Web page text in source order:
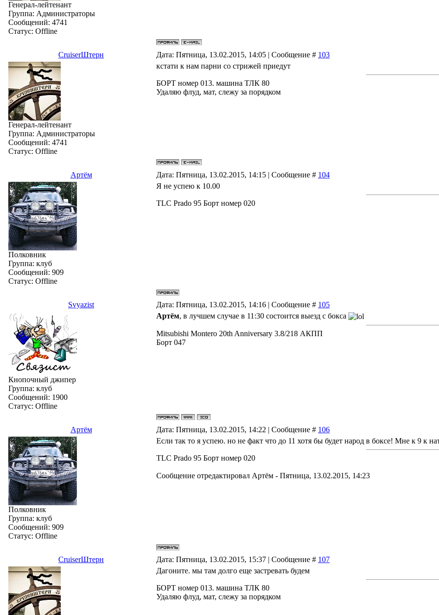
Генерал-лейтенант
Группа: Администраторы
Сообщений: 4741
Статус: Offline
СruiserШтерн Дата: Пятница, 13.02.2015, 14:05 | Сообщение # 103
Генерал-лейтенант
Группа: Администраторы
Сообщений: 4741
Статус: Offline
кстати к нам парни со стрижей приедут
БОРТ номер 013. машина ТЛК 80
Удаляю флуд, мат, слежу за порядком
Артём Дата: Пятница, 13.02.2015, 14:15 | Сообщение # 104
Полковник
Группа: клуб
Сообщений: 909
Статус: Offline
Я не успею к 10.00
TLC Prado 95 Борт номер 020
Svyazist Дата: Пятница, 13.02.2015, 14:16 | Сообщение # 105
Кнопочный джипер
Группа: клуб
Сообщений: 1900
Статус: Offline
Артём, в лучшем случае в 11:30 состоится выезд с бокса
Mitsubishi Montero 20th Anniversary 3.8/218 АКПП
Борт 047
Артём Дата: Пятница, 13.02.2015, 14:22 | Сообщение # 106
Полковник
Группа: клуб
Сообщений: 909
Статус: Offline
Если так то я успею. но не факт что до 11 хотя бы будет народ в боксе! Мне к 9 к
TLC Prado 95 Борт номер 020
Сообщение отредактировал Артём - Пятница, 13.02.2015, 14:23
СruiserШтерн Дата: Пятница, 13.02.2015, 15:37 | Сообщение # 107
Дагоните. мы там долго еще застревать будем
БОРТ номер 013. машина ТЛК 80
Удаляю флуд, мат, слежу за порядком